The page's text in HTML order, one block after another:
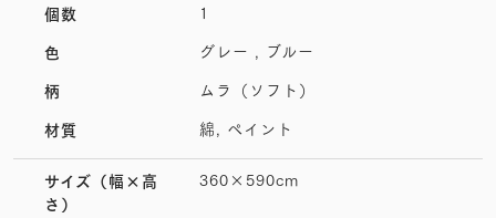
個数 1
色 グレー , ブルー
柄 ムラ（ソフト）
材質 綿, ペイント
サイズ （幅×高
さ）
360×590cm